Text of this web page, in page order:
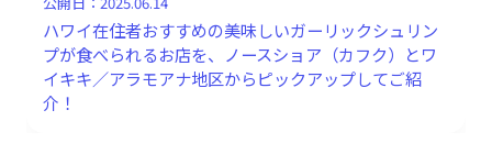
ハワイ在住者おすすめの美味しいガーリックシュリン
プが食べられるお店を、ノースショア（カフク）とワ
イキキ／アラモアナ地区からピックアップしてご紹
介！